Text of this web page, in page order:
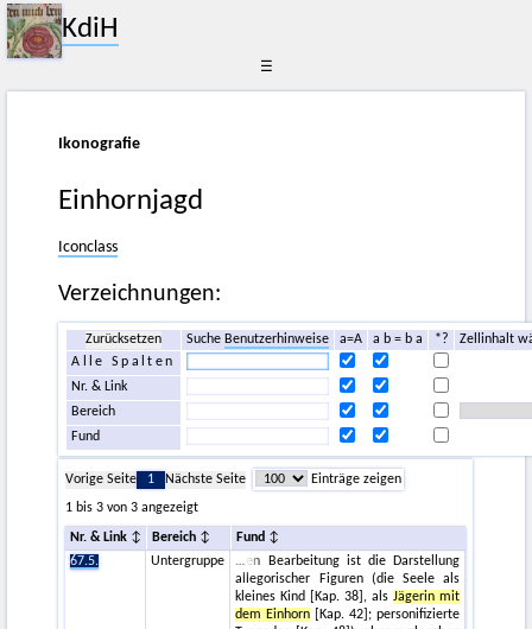
KdiH
☰
Ikonografie
Einhornjagd
Iconclass
Verzeichnungen:
Zurücksetzen Suche Benutzerhinweise a=A a b = b a *?
Zellinhalt
Alle Spalten
Nr. & Link
Bereich
Fund
Vorige Seite 1 Nächste Seite
Einträge zeigen
1 bis 3 von 3 angezeigt
Nr. & Link Bereich
Fund
67.5.
Untergruppe
en Bearbeitung ist die Darstellung
allegorischer Figuren (die Seele als
kleines Kind [Kap. 38], alsJägerin mit
dem Einhorn [Kap. 42]; personifizierte